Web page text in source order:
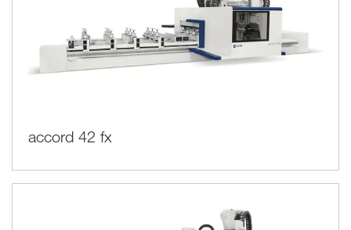
accord 42 fx